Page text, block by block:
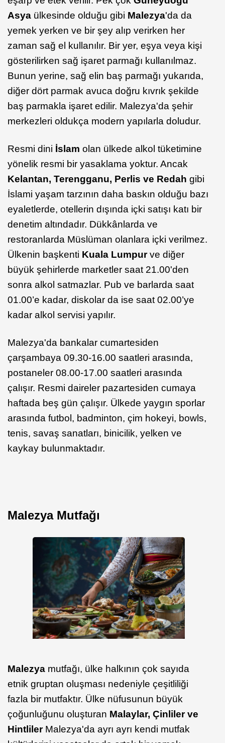
Asya ülkesinde olduğu gibi Malezya'da da
yemek yerken ve bir şey alıp verirken her
zaman sağ el kullanılır. Bir yer, eşya veya kişi
gösterilirken sağ işaret parmağı kullanılmaz.
Bunun yerine, sağ elin baş parmağı yukarıda,
diğer dört parmak avuca doğru kıvrık şekilde
baş parmakla işaret edilir. Malezya'da şehir
merkezleri oldukça modern yapılarla doludur.
Resmi dini İslam olan ülkede alkol tüketimine
yönelik resmi bir yasaklama yoktur. Ancak
Kelantan, Terengganu, Perlis ve Redah gibi
İslami yaşam tarzının daha baskın olduğu bazı
eyaletlerde, otellerin dışında içki satışı katı bir
denetim altındadır. Dükkânlarda ve
restoranlarda Müslüman olanlara içki verilmez.
Ülkenin başkenti Kuala Lumpurve diğer
büyük şehirlerde marketler saat 21.00'den
sonra alkol satmazlar. Pub ve barlarda saat
01.00’e kadar, diskolar da ise saat 02.00’ye
kadar alkol servisi yapılır.
Malezya'da bankalar cumartesiden
çarşambaya 09.30-16.00 saatleri arasında,
postaneler 08.00-17.00 saatleri arasında
çalışır. Resmi daireler pazartesiden cumaya
haftada beş gün çalışır. Ülkede yaygın sporlar
arasında futbol, badminton, çim hokeyi, bowls,
tenis, savaş sanatları, binicilik, yelken ve
kaykay bulunmaktadır.
Malezya Mutfağı
Malezya mutfağı, ülke halkının çok sayıda
etnik gruptan oluşması nedeniyle çeşitliliği
fazla bir mutfaktır. Ülke nüfusunun büyük
çoğunluğunu oluşturan Malaylar, Çinliler ve
HintlilerMalezya'da ayrı ayrı kendi mutfak